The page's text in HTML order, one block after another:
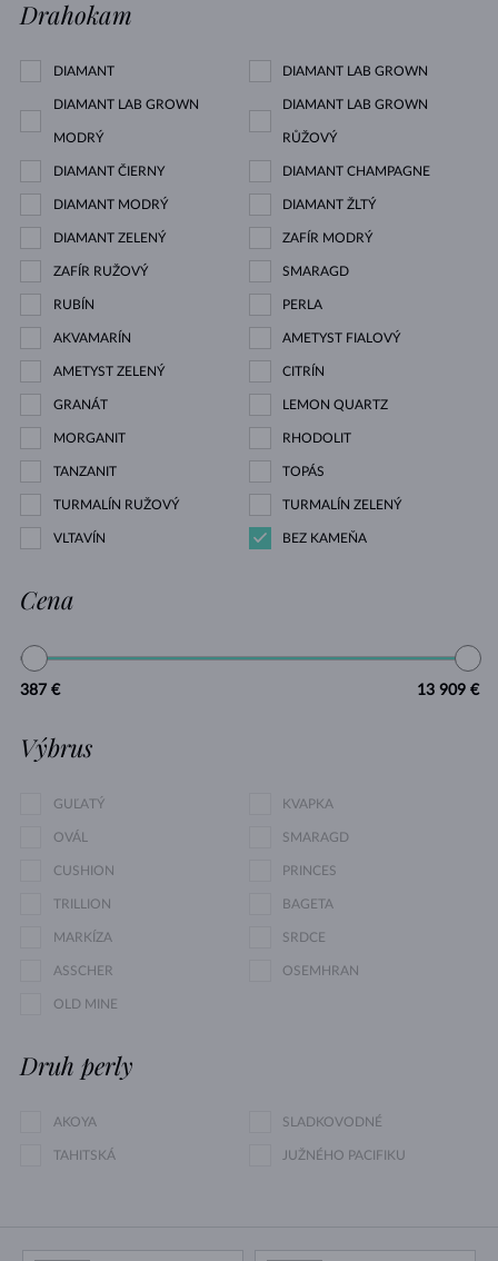
Drahokam
DIAMANT DIAMANT LAB GROWN
DIAMANT LAB GROWN
MODRÝ
DIAMANT LAB GROWN
RŮŽOVÝ
DIAMANT ČIERNY DIAMANT CHAMPAGNE
DIAMANT MODRÝ DIAMANT ŽLTÝ
DIAMANT ZELENÝ ZAFÍR MODRÝ
ZAFÍR RUŽOVÝ SMARAGD
RUBÍN PERLA
AKVAMARÍN AMETYST FIALOVÝ
AMETYST ZELENÝ CITRÍN
GRANÁT LEMON QUARTZ
MORGANIT RHODOLIT
TANZANIT TOPÁS
TURMALÍN RUŽOVÝ TURMALÍN ZELENÝ
VLTAVÍN BEZ KAMEŇA
Cena
387 € 13 909 €
Výbrus
GUĽATÝ KVAPKA
OVÁL SMARAGD
CUSHION PRINCES
TRILLION BAGETA
MARKÍZA SRDCE
ASSCHER OSEMHRAN
OLD MINE
Druh perly
AKOYA SLADKOVODNÉ
TAHITSKÁ JUŽNÉHO PACIFIKU